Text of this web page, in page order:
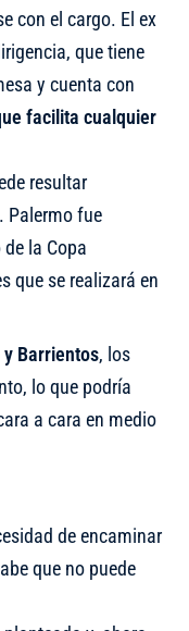
con el cargo. El ex
que tiene
y cuenta con
facilita cualquier
resultar
Palermo fue
de la Copa
que se realizará en
Barrientos, los
lo que podría
a cara en medio
de encaminar
que no puede